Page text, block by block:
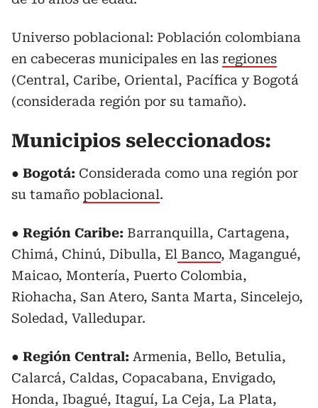
Universo poblacional: Población colombiana
en cabeceras municipales en las regiones
(Central, Caribe, Oriental, Pacífica y Bogotá
(considerada región por su tamaño).
Municipios seleccionados:
● Bogotá: Considerada como una región por
su tamaño poblacional.
● Región Caribe: Barranquilla, Cartagena,
Chimá, Chinú, Dibulla, El Banco, Magangué,
Maicao, Montería, Puerto Colombia,
Riohacha, San Atero, Santa Marta, Sincelejo,
Soledad, Valledupar.
● Región Central: Armenia, Bello, Betulia,
Calarcá, Caldas, Copacabana, Envigado,
Honda, Ibagué, Itaguí, La Ceja, La Plata,